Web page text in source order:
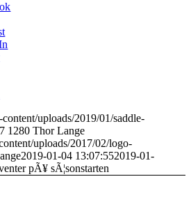
uploads/2019/01/saddle-
1280 Thor Lange
uploads/2017/02/logo-
2019-01-04 13:07:552019-01-
pÃ¥ sÃ¦sonstarten